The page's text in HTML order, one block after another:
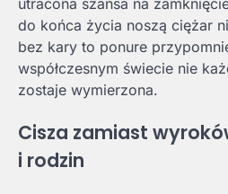
do końca życia noszą ciężar
bez kary to ponure
współczesnym świecie nie
zostaje wymierzona.
Cisza zamiast
i rodzin